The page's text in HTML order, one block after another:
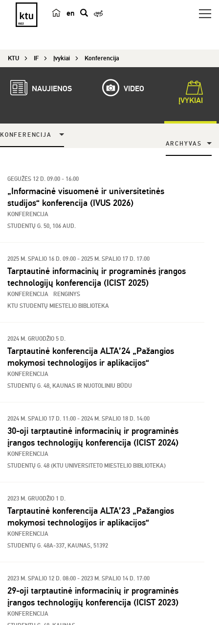
en
e
KTU IF Įvykiai Konferencija
NAUJIENOS
VIDEO
ĮVYKIAI
KONFERENCIJA
ARCHYVAS
GEGUŽĖS 12 D. 09:00 - 16:00
„Informacinė visuomenė ir universitetinės
studijos“ konferencija (IVUS 2026)
KONFERENCIJA
STUDENTŲ G. 50, 106 AUD.
2025 M. SPALIO 16 D. 09:00 - 2025 M. SPALIO 17 D. 17:00
Tarptautinė informacinių ir programinės įrangos
technologijų konferencija (ICIST 2025)
KONFERENCIJA
RENGINYS
KTU STUDENTŲ MIESTELIO BIBLIOTEKA
2024 M. GRUODŽIO 5 D.
Tarptautinė konferencija ALTA’24 „Pažangios
mokymosi technologijos ir aplikacijos“
KONFERENCIJA
STUDENTŲ G. 48, KAUNAS IR NUOTOLINIU BŪDU
2024 M. SPALIO 17 D. 11:00 - 2024 M. SPALIO 18 D. 14:00
30-oji tarptautinė informacinių ir programinės
įrangos technologijų konferencija (ICIST 2024)
KONFERENCIJA
STUDENTŲ G. 48 (KTU UNIVERSITETO MIESTELIO BIBLIOTEKA)
2023 M. GRUODŽIO 1 D.
Tarptautinė konferencija ALTA’23 „Pažangios
mokymosi technologijos ir aplikacijos“
KONFERENCIJA
STUDENTŲ G. 48A-337, KAUNAS, 51392
2023 M. SPALIO 12 D. 08:00 - 2023 M. SPALIO 14 D. 17:00
29-oji tarptautinė informacinių ir programinės
įrangos technologijų konferencija (ICIST 2023)
KONFERENCIJA